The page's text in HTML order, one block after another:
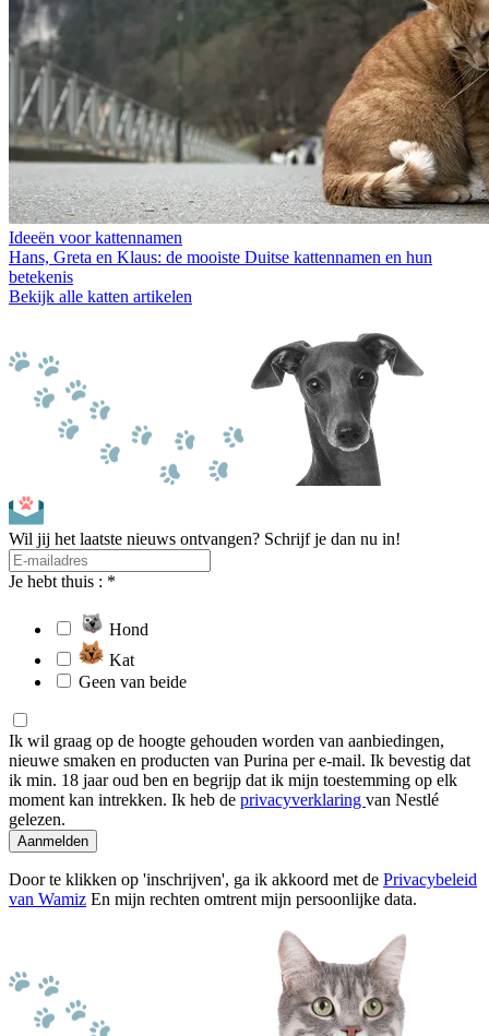
Ideeën voor kattennamen
Hans, Greta en Klaus: de mooiste Duitse kattennamen en hun
betekenis
Bekijk alle katten artikelen
Wil jij het laatste nieuws ontvangen? Schrijf je dan nu in!
Je hebt thuis : *
Hond
Kat
Geen van beide
Ik wil graag op de hoogte gehouden worden van aanbiedingen,
nieuwe smaken en producten van Purina per e-mail. Ik bevestig dat
ik min. 18 jaar oud ben en begrijp dat ik mijn toestemming op elk
moment kan intrekken. Ik heb de privacyverklaring van Nestlé
gelezen.
Aanmelden
Door te klikken op 'inschrijven', ga ik akkoord met de Privacybeleid
van Wamiz En mijn rechten omtrent mijn persoonlijke data.